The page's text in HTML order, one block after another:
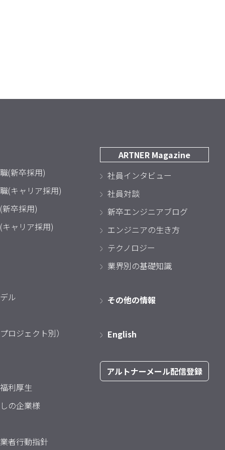
(新卒採用)
(キャリア採用)
卒採用)
ャリア採用)
ル
ロジェクト別）
利厚生
の企業様
者行動指針
ARTNER Magazine
社員インタビュー
社員対談
新卒エンジニアブログ
エンジニアの生き方
テクノロジー
業界別の基礎知識
その他の情報
English
アルトナーメール配信登録